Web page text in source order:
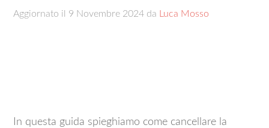
Aggiornato il 9 Novembre 2024 da Luca Mosso
In questa guida spieghiamo come cancellare la